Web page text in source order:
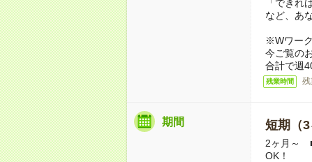
「できれ
など、あ
※Wワー
今ご覧の
合計で週
残業時間 残
期間 短期（3
2ヶ月～
OK！